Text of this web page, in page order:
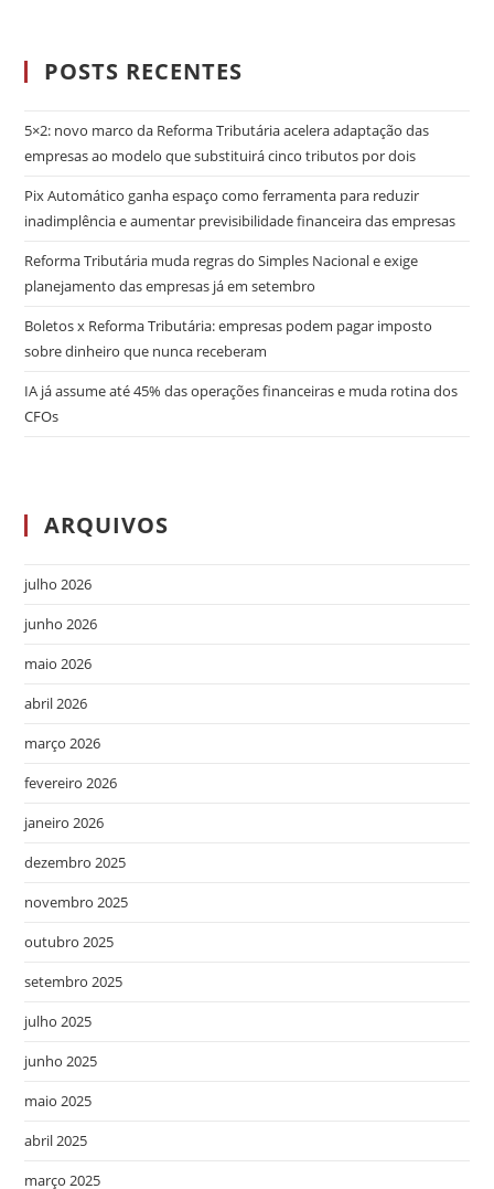
POSTS RECENTES
5×2: novo marco da Reforma Tributária acelera adaptação das
empresas ao modelo que substituirá cinco tributos por dois
Pix Automático ganha espaço como ferramenta para reduzir
inadimplência e aumentar previsibilidade financeira das empresas
Reforma Tributária muda regras do Simples Nacional e exige
planejamento das empresas já em setembro
Boletos x Reforma Tributária: empresas podem pagar imposto
sobre dinheiro que nunca receberam
IA já assume até 45% das operações financeiras e muda rotina dos
CFOs
ARQUIVOS
julho 2026
junho 2026
maio 2026
abril 2026
março 2026
fevereiro 2026
janeiro 2026
dezembro 2025
novembro 2025
outubro 2025
setembro 2025
julho 2025
junho 2025
maio 2025
abril 2025
março 2025